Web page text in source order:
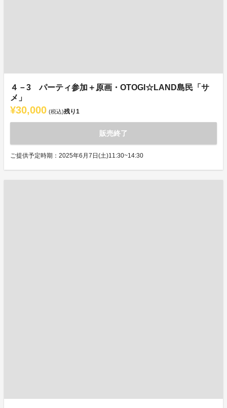
４－3 パーティ参加＋原画・OTOGI☆LAND島民「サ
メ」
¥30,000 (税込)残り1
販売終了
ご提供予定時期：2025年6月7日(土)11:30~14:30